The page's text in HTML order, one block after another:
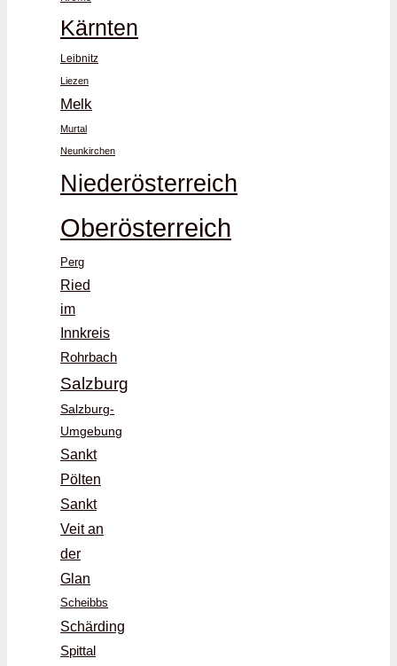
Kärnten
Leibnitz
Liezen
Melk
Murtal
Neunkirchen
Niederösterreich
Oberösterreich
Perg
Ried
im
Innkreis
Rohrbach
Salzburg
Salzburg-
Umgebung
Sankt
Pölten
Sankt
Veit an
der
Glan
Scheibbs
Schärding
Spittal